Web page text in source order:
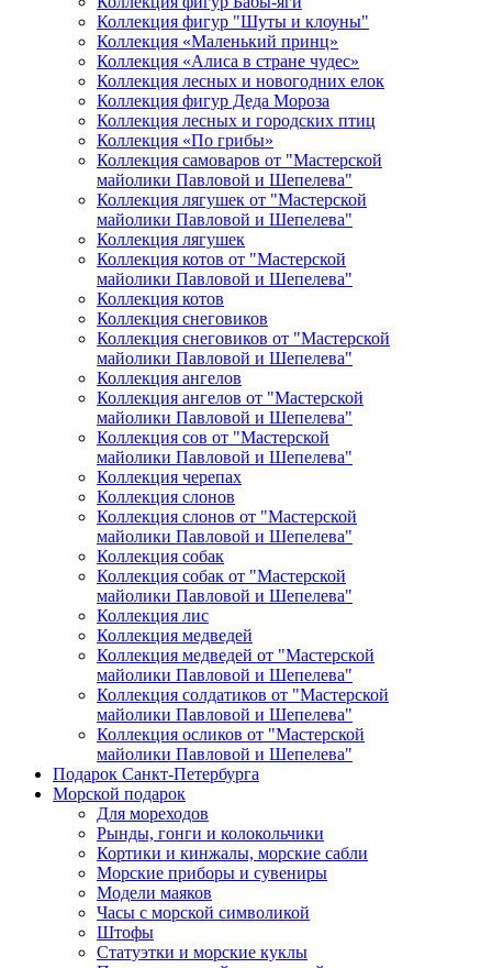
Коллекция фигур "Шуты и клоуны"
Коллекция «Маленький принц»
Коллекция «Алиса в стране чудес»
Коллекция лесных и новогодних елок
Коллекция фигур Деда Мороза
Коллекция лесных и городских птиц
Коллекция «По грибы»
Коллекция самоваров от "Мастерской
майолики Павловой и Шепелева"
Коллекция лягушек от "Мастерской
майолики Павловой и Шепелева"
Коллекция лягушек
Коллекция котов от "Мастерской
майолики Павловой и Шепелева"
Коллекция котов
Коллекция снеговиков
Коллекция снеговиков от "Мастерской
майолики Павловой и Шепелева"
Коллекция ангелов
Коллекция ангелов от "Мастерской
майолики Павловой и Шепелева"
Коллекция сов от "Мастерской
майолики Павловой и Шепелева"
Коллекция черепах
Коллекция слонов
Коллекция слонов от "Мастерской
майолики Павловой и Шепелева"
Коллекция собак
Коллекция собак от "Мастерской
майолики Павловой и Шепелева"
Коллекция лис
Коллекция медведей
Коллекция медведей от "Мастерской
майолики Павловой и Шепелева"
Коллекция солдатиков от "Мастерской
майолики Павловой и Шепелева"
Коллекция осликов от "Мастерской
майолики Павловой и Шепелева"
Подарок Санкт-Петербурга
Морской подарок
Для мореходов
Рынды, гонги и колокольчики
Кортики и кинжалы, морские сабли
Морские приборы и сувениры
Модели маяков
Часы с морской символикой
Штофы
Статуэтки и морские куклы